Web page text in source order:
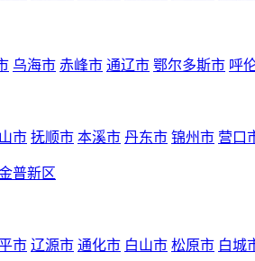
乌海市 赤峰市 通辽市 鄂尔多斯市 呼
市 抚顺市 本溪市 丹东市 锦州市 营口
普新区
市 辽源市 通化市 白山市 松原市 白城